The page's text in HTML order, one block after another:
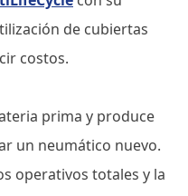
de cubiertas
costos.
prima y produce
un neumático nuevo.
operativos totales y la